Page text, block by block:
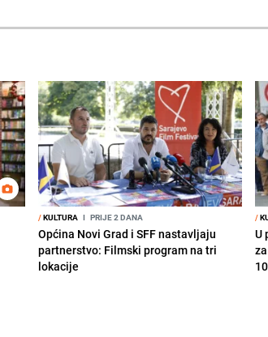
/KULTURA I PRIJE 2 DANA
Općina Novi Grad i SFF nastavljaju
partnerstvo: Filmski program na tri
lokacije
/
U